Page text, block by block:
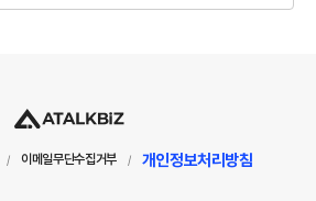
/ 이메일무단수집거부 / 개인정보처리방침